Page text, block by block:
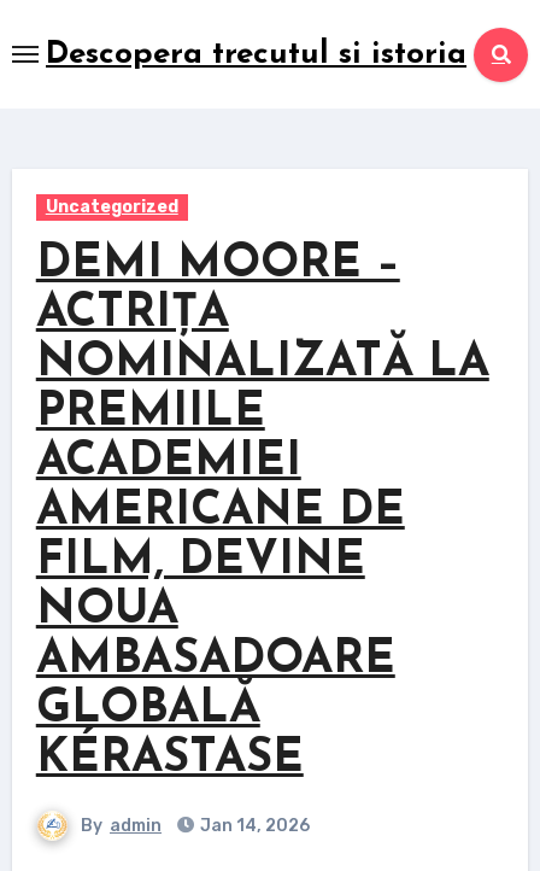
to
Descopera trecutul si istoria
Uncategorized
DEMI MOORE –
ACTRIȚA
NOMINALIZATĂ LA
PREMIILE
ACADEMIEI
AMERICANE DE
FILM, DEVINE
NOUA
AMBASADOARE
GLOBALĂ
KÉRASTASE
By admin Jan 14, 2026